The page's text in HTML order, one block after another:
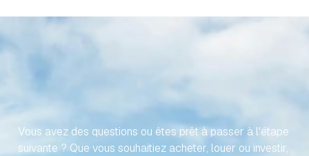
EFFORT
Vous avez des questions ou êtes prêt à passer à l'étape
suivante ? Que vous souhaitiez acheter, louer ou investir,